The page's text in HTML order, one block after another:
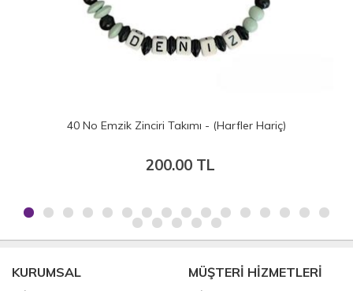
37 No Emzik Zinciri Takımı - (Harfler Hariç)
200.00 TL
KURUMSAL MÜŞTERİ HİZMETLERİ